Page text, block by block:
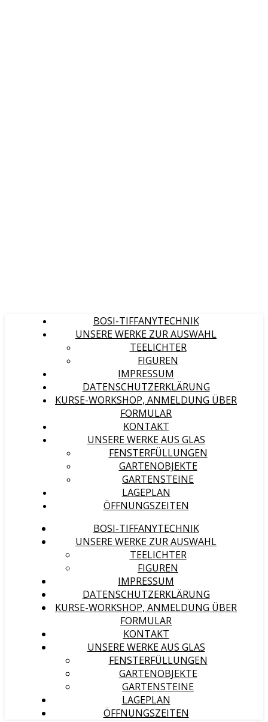
BOSI-TIFFANYTECHNIK
UNSERE WERKE ZUR AUSWAHL
TEELICHTER
FIGUREN
IMPRESSUM
DATENSCHUTZERKLÄRUNG
KURSE-WORKSHOP, ANMELDUNG ÜBER
FORMULAR
KONTAKT
UNSERE WERKE AUS GLAS
FENSTERFÜLLUNGEN
GARTENOBJEKTE
GARTENSTEINE
LAGEPLAN
ÖFFNUNGSZEITEN
BOSI-TIFFANYTECHNIK
UNSERE WERKE ZUR AUSWAHL
TEELICHTER
FIGUREN
IMPRESSUM
DATENSCHUTZERKLÄRUNG
KURSE-WORKSHOP, ANMELDUNG ÜBER
FORMULAR
KONTAKT
UNSERE WERKE AUS GLAS
FENSTERFÜLLUNGEN
GARTENOBJEKTE
GARTENSTEINE
LAGEPLAN
ÖFFNUNGSZEITEN